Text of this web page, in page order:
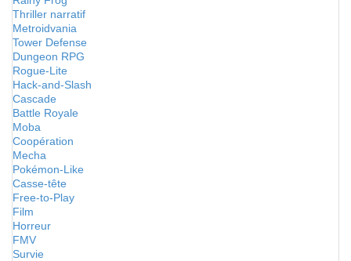
Thriller narratif
Metroidvania
Tower Defense
Dungeon RPG
Rogue-Lite
Hack-and-Slash
Cascade
Battle Royale
Moba
Coopération
Mecha
Pokémon-Like
Casse-tête
Free-to-Play
Film
Horreur
FMV
Survie